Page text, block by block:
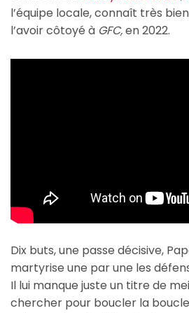
l’équipe locale, connaît très
l’avoir côtoyé à GFC,en 2022.
Dix buts, une passe décisive,
martyrise une par une les
Il lui manque juste un titre de
chercher pour boucler la